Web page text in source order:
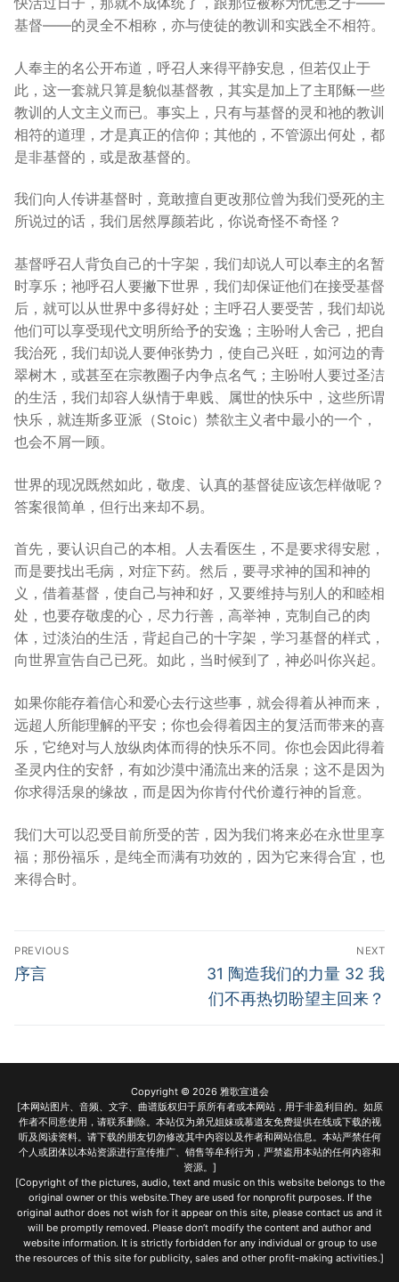
基督——的灵全不相称，亦与使徒的教训和实践全不相符。
人奉主的名公开布道，呼召人来得平静安息，但若仅止于
此，这一套就只算是貌似基督教，其实是加上了主耶稣一些
教训的人文主义而已。事实上，只有与基督的灵和祂的教训
相符的道理，才是真正的信仰；其他的，不管源出何处，都
是非基督的，或是敌基督的。
我们向人传讲基督时，竟敢擅自更改那位曾为我们受死的主
所说过的话，我们居然厚颜若此，你说奇怪不奇怪？
基督呼召人背负自己的十字架，我们却说人可以奉主的名暂
时享乐；祂呼召人要撇下世界，我们却保证他们在接受基督
后，就可以从世界中多得好处；主呼召人要受苦，我们却说
他们可以享受现代文明所给予的安逸；主吩咐人舍己，把自
我治死，我们却说人要伸张势力，使自己兴旺，如河边的青
翠树木，或甚至在宗教圈子内争点名气；主吩咐人要过圣洁
的生活，我们却容人纵情于卑贱、属世的快乐中，这些所谓
快乐，就连斯多亚派（Stoic）禁欲主义者中最小的一个，
也会不屑一顾。
世界的现况既然如此，敬虔、认真的基督徒应该怎样做呢？
答案很简单，但行出来却不易。
首先，要认识自己的本相。人去看医生，不是要求得安慰，
而是要找出毛病，对症下药。然后，要寻求神的国和神的
义，借着基督，使自己与神和好，又要维持与别人的和睦相
处，也要存敬虔的心，尽力行善，高举神，克制自己的肉
体，过淡泊的生活，背起自己的十字架，学习基督的样式，
向世界宣告自己已死。如此，当时候到了，神必叫你兴起。
如果你能存着信心和爱心去行这些事，就会得着从神而来，
远超人所能理解的平安；你也会得着因主的复活而带来的喜
乐，它绝对与人放纵肉体而得的快乐不同。你也会因此得着
圣灵内住的安舒，有如沙漠中涌流出来的活泉；这不是因为
你求得活泉的缘故，而是因为你肯付代价遵行神的旨意。
我们大可以忍受目前所受的苦，因为我们将来必在永世里享
福；那份福乐，是纯全而满有功效的，因为它来得合宜，也
来得合时。
Post
navigation
PREVIOUS
Previous
序言
NEXT
Next
post:
31 陶造我们的力量 32 我
们不再热切盼望主回来？
Copyright © 2026 雅歌宣道会
[本网站图片、音频、文字、曲谱版权归于原所有者或本网站，用于非盈利目的。如原
作者不同意使用，请联系删除。本站仅为弟兄姐妹或慕道友免费提供在线或下载的视
听及阅读资料。请下载的朋友切勿修改其中内容以及作者和网站信息。本站严禁任何
个人或团体以本站资源进行宣传推广、销售等牟利行为，严禁盗用本站的任何内容和
资源。]
[Copyright of the pictures, audio, text and music on this website belongs to the
original owner or this website.They are used for nonprofit purposes. If the
original author does not wish for it appear on this site, please contact us and it
will be promptly removed. Please don’t modify the content and author and
website information. It is strictly forbidden for any individual or group to use
the resources of this site for publicity, sales and other profit-making activities.]